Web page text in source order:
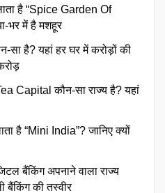
है “Spice Garden Of
भर में है मशहूर
सा है? यहां हर घर में करोड़ों की
Capital कौन-सा राज्य है? यहां
है “Mini India”? जानिए क्यों
बैंकिंग अपनाने वाला राज्य
बैंकिंग की तस्वीर